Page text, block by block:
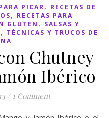
PICAR, RECETAS DE
, RECETAS PARA
GLUTEN , SALSAS Y
, TÉCNICAS Y TRUCOS DE
Chutney
Ibérico
/ 1 Comment